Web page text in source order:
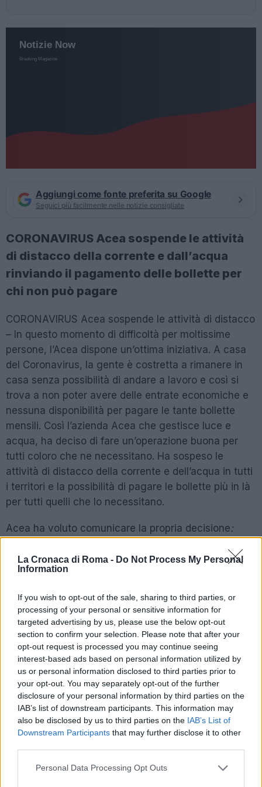
La Cronaca di Roma - Do Not Process My Personal
Information
If you wish to opt-out of the sale, sharing to third parties, or
processing of your personal or sensitive information for
targeted advertising by us, please use the below opt-out
section to confirm your selection. Please note that after your
opt-out request is processed you may continue seeing
interest-based ads based on personal information utilized by
us or personal information disclosed to third parties prior to
your opt-out. You may separately opt-out of the further
disclosure of your personal information by third parties on the
IAB’s list of downstream participants. This information may
also be disclosed by us to third parties on the IAB’s List of
Downstream Participants that may further disclose it to other
Please note that this website/app uses one or more Google
Personal Data Processing Opt Outs
Aggiungi come fonte preferita su Google
Seguici più facilmente nelle notizie consigliate
CORONAVIRUS Acea sospende le attività
di distacco della corrente e dall’acqua
rinviando il pagamento delle bollette per
chi non può pagare
CORONAVIRUS Acea sospende le attività di distacco
– In questo momento di difficoltà per moltissime
persone, l’Acea dispone un’ottima iniziativa. A casa
del Coronavirus, la gente è costretta a rimanere in
casa senza possibilità di andare a lavoro e così si
trova a non poter avere delle entrate economiche e
nessuna disponibilità per pagare le tante bollette
mensili. Così l’azienda Acea che gestisce luce e
acqua, ha deciso di fare un’operazione buona per
tutti coloro che ne necessitano. Ha sospeso le
attività di distacco della corrente e dell’acqua in tutti
i territori e la possibilità di pagare le bollette più in là
per tutti quelli che lo necessitano.
Acea ha voluto comunicare la propria decisione:
attesa di specifici provvedimenti da parte del
Governo e delle Autorità di Regolazione, il gruppo
distacco energetico e del servizio idrico su tutto il
territorio. Inoltre, rinvia il pagamento delle bollette
per i clienti in difficoltà economica. Maggiori
informazioni sui siti www.gruppo.acea.it e
www.acea.it”.
SEGUICI SU FACEBOOK
POTREBBE INTERESSARTI
acquisirla?